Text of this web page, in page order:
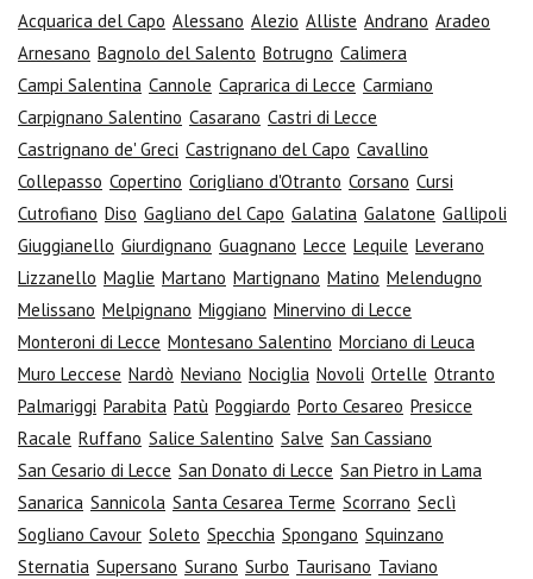
Acquarica del Capo Alessano Alezio Alliste Andrano Aradeo
Arnesano Bagnolo del Salento Botrugno Calimera
Campi Salentina Cannole Caprarica di Lecce Carmiano
Carpignano Salentino Casarano Castri di Lecce
Castrignano de' Greci Castrignano del Capo Cavallino
Collepasso Copertino Corigliano d'Otranto Corsano Cursi
Cutrofiano Diso Gagliano del Capo Galatina Galatone Gallipoli
Giuggianello Giurdignano Guagnano Lecce Lequile Leverano
Lizzanello Maglie Martano Martignano Matino Melendugno
Melissano Melpignano Miggiano Minervino di Lecce
Monteroni di Lecce Montesano Salentino Morciano di Leuca
Muro Leccese Nardò Neviano Nociglia Novoli Ortelle Otranto
Palmariggi Parabita Patù Poggiardo Porto Cesareo Presicce
Racale Ruffano Salice Salentino Salve San Cassiano
San Cesario di Lecce San Donato di Lecce San Pietro in Lama
Sanarica Sannicola Santa Cesarea Terme Scorrano Seclì
Sogliano Cavour Soleto Specchia Spongano Squinzano
Sternatia Supersano Surano Surbo Taurisano Taviano